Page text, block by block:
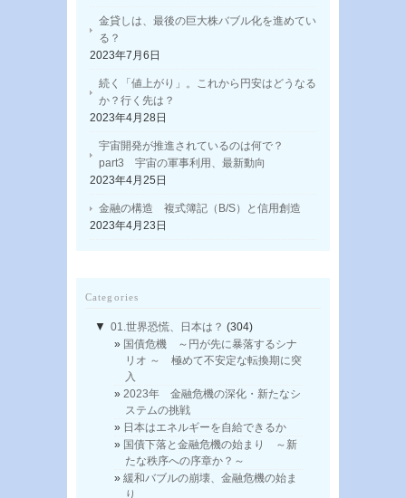
金貸しは、最後の巨大株バブル化を進めてい
る？
2023年7月6日
続く「値上がり」。これから円安はどうなる
か？行く先は？
2023年4月28日
宇宙開発が推進されているのは何で？
part3 宇宙の軍事利用、最新動向
2023年4月25日
金融の構造 複式簿記（B/S）と信用創造
2023年4月23日
Categories
▼ 01.世界恐慌、日本は？ (304)
国債危機 ～円が先に暴落するシナ
リオ ～ 極めて不安定な転換期に突
入
2023年 金融危機の深化・新たなシ
ステムの挑戦
日本はエネルギーを自給できるか
国債下落と金融危機の始まり ～新
たな秩序への序章か？～
緩和バブルの崩壊、金融危機の始ま
り